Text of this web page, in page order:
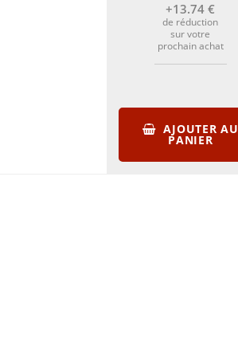
+13.74€
de réduction
sur votre
prochain achat
AJOUTER AU
PANIER